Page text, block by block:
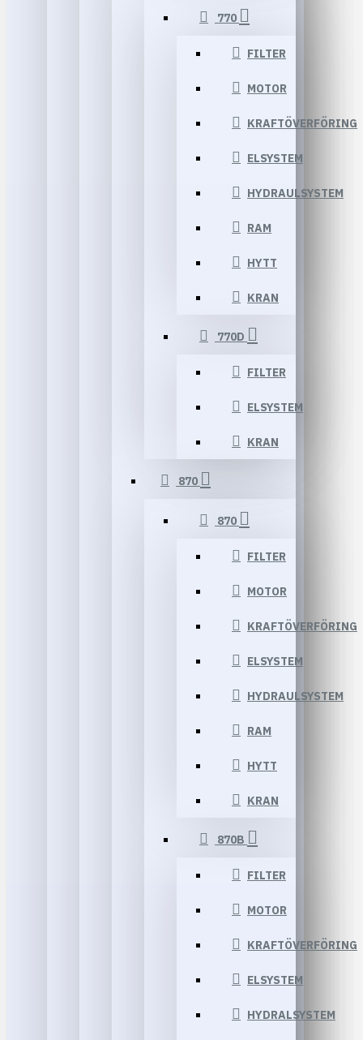
770
FILTER
MOTOR
KRAFTÖVERFÖRING
ELSYSTEM
HYDRAULSYSTEM
RAM
HYTT
KRAN
770D
FILTER
ELSYSTEM
KRAN
870
870
FILTER
MOTOR
KRAFTÖVERFÖRING
ELSYSTEM
HYDRAULSYSTEM
RAM
HYTT
KRAN
870B
FILTER
MOTOR
KRAFTÖVERFÖRING
ELSYSTEM
HYDRALSYSTEM